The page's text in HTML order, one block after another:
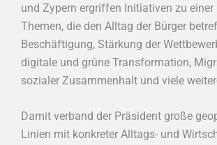
und Zypern ergriffen Initiativen zu einer
Themen, die den Alltag der Bürger
Beschäftigung, Stärkung der
digitale und grüne Transformation,
sozialer Zusammenhalt und viele
Damit verband der Präsident große
Linien mit konkreter Alltags- und